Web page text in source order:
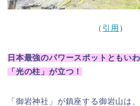
（ 引用 ）
日本最強のパワースポットともい
「光の柱」が立つ！
「御岩神社」が鎮座する御岩山は